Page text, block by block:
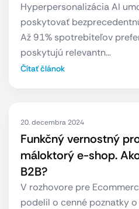
Hyperpersonalizácia AI
poskytovať
Až 91% spotrebiteľov
poskytujú relevantn…
Čítať článok
20. decembra 2024
Funkčný vernostný
máloktorý e-shop.
B2B?
V rozhovore pre
podelil o cenné poznatky